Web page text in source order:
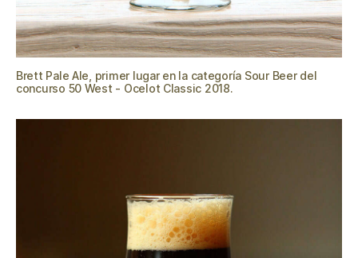
Brett Pale Ale, primer lugar en la categoría Sour Beer del
concurso 50 West - Ocelot Classic 2018.